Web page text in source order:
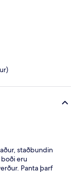
staðbundin
eru
Panta þarf